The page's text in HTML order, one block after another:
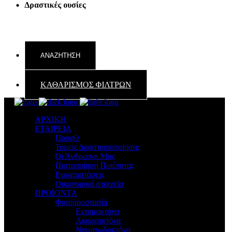
Δραστικές ουσίες
ΚΑΘΑΡΙΣΜΟΣ ΦΙΛΤΡΩΝ
ΑΡΧΙΚΗ
ΕΤΑΙΡΕΙΑ
Προφίλ
Τομείς Δραστηριοποίησης
Οι Άνθρωποι Μας
Πιστοποίηση Ποιότητας
Εγκαταστάσεις
Οικονομικά στοιχεία
ΠΡΟΪΟΝΤΑ
Φυτοπροστασία
Εντομοκτόνα
Ακαρεοκτόνα
Νηματωδοκτόνα